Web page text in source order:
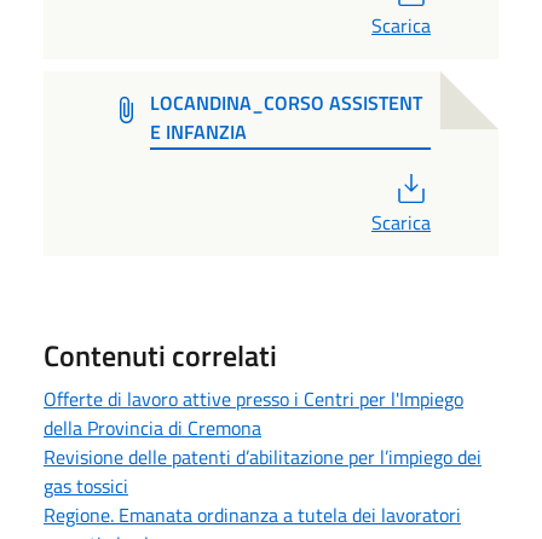
Scarica
LOCANDINA_CORSO ASSISTENT
E INFANZIA
Scarica
Contenuti correlati
Offerte di lavoro attive presso i Centri per l'Impiego
della Provincia di Cremona
Revisione delle patenti d’abilitazione per l’impiego dei
gas tossici
Regione. Emanata ordinanza a tutela dei lavoratori